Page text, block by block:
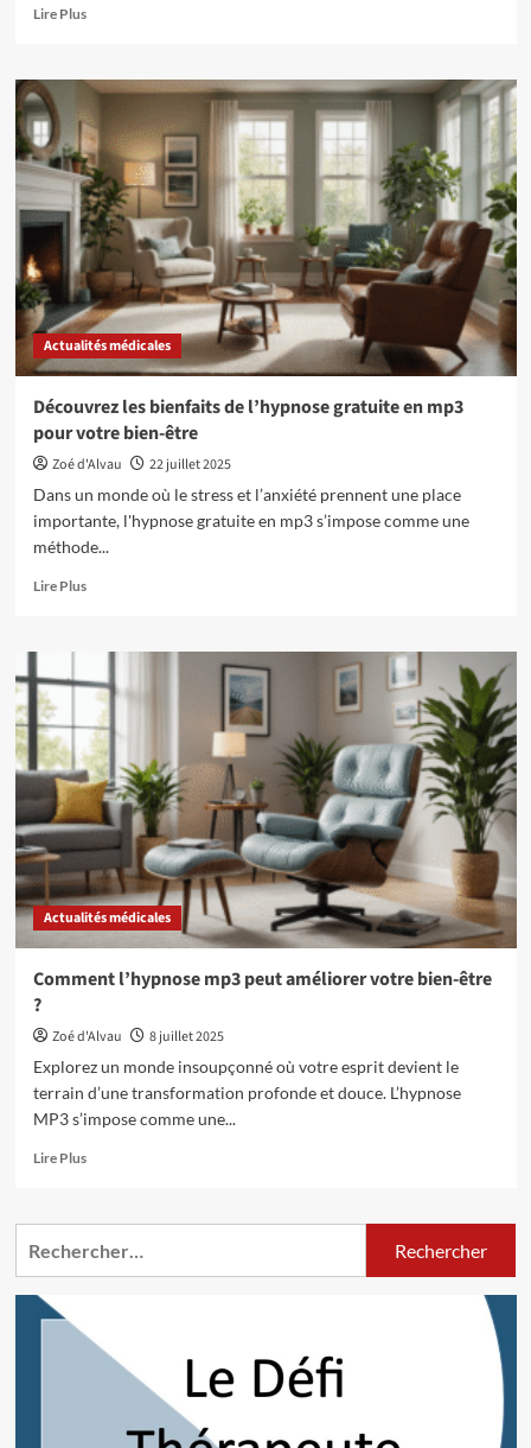
Lire PlusEn
sur
l’hypnose
par
mp3
peut
améliorer
votre
sommeil
Actualités médicales
Découvrez les bienfaits de l’hypnose gratuite en mp3
pour votre bien-être
Zoé d'Alvau
22 juillet 2025
Dans un monde où le stress et l’anxiété prennent une place
importante, l'hypnose gratuite en mp3 s’impose comme une
méthode...
Lire PlusEn
les
bienfaits
de
l’hypnose
gratuite
en
mp3
pour
votre
bien-
être
Actualités médicales
Comment l’hypnose mp3 peut améliorer votre bien-être
?
Zoé d'Alvau
8 juillet 2025
Explorez un monde insoupçonné où votre esprit devient le
terrain d’une transformation profonde et douce. L’hypnose
MP3 s’impose comme une...
Lire PlusEn
sur
Comment
améliorer
votre